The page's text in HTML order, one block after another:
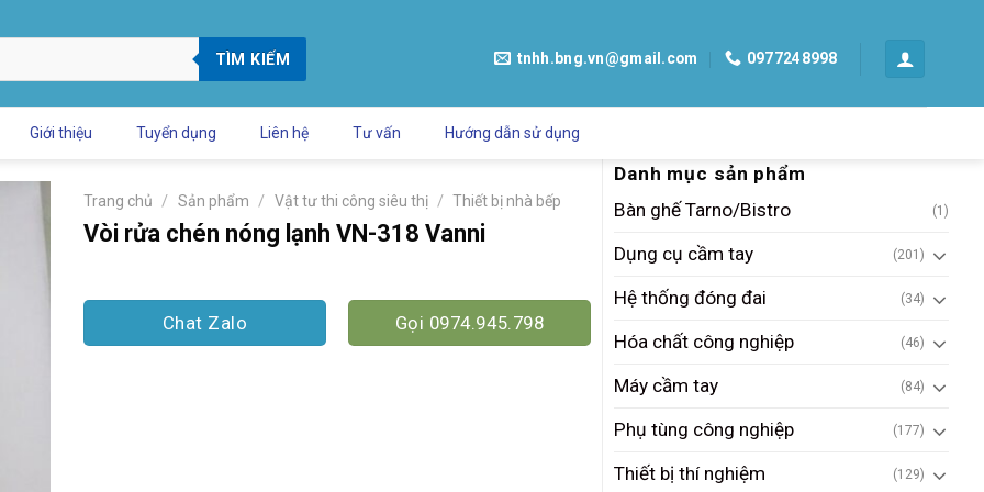
TÌM KIẾM tnhh.bng.vn@gmail.com 0977248998
Giới thiệu Tuyển dụng Liên hệ Tư vấn Hướng dẫn sử dụng
Danh mục sản phẩm
Bàn ghế Tarno/Bistro
(1)
Dụng cụ cầm tay (201)
Hệ thống đóng đai (34)
Hóa chất công nghiệp (46)
Máy cầm tay (84)
Phụ tùng công nghiệp (177)
Thiết bị thí nghiệm (129)
Trang chủ / Sản phẩm / Vật tư thi công siêu thị / Thiết bị nhà bếp
Vòi rửa chén nóng lạnh VN-318 Vanni
Chat Zalo Gọi 0974.945.798